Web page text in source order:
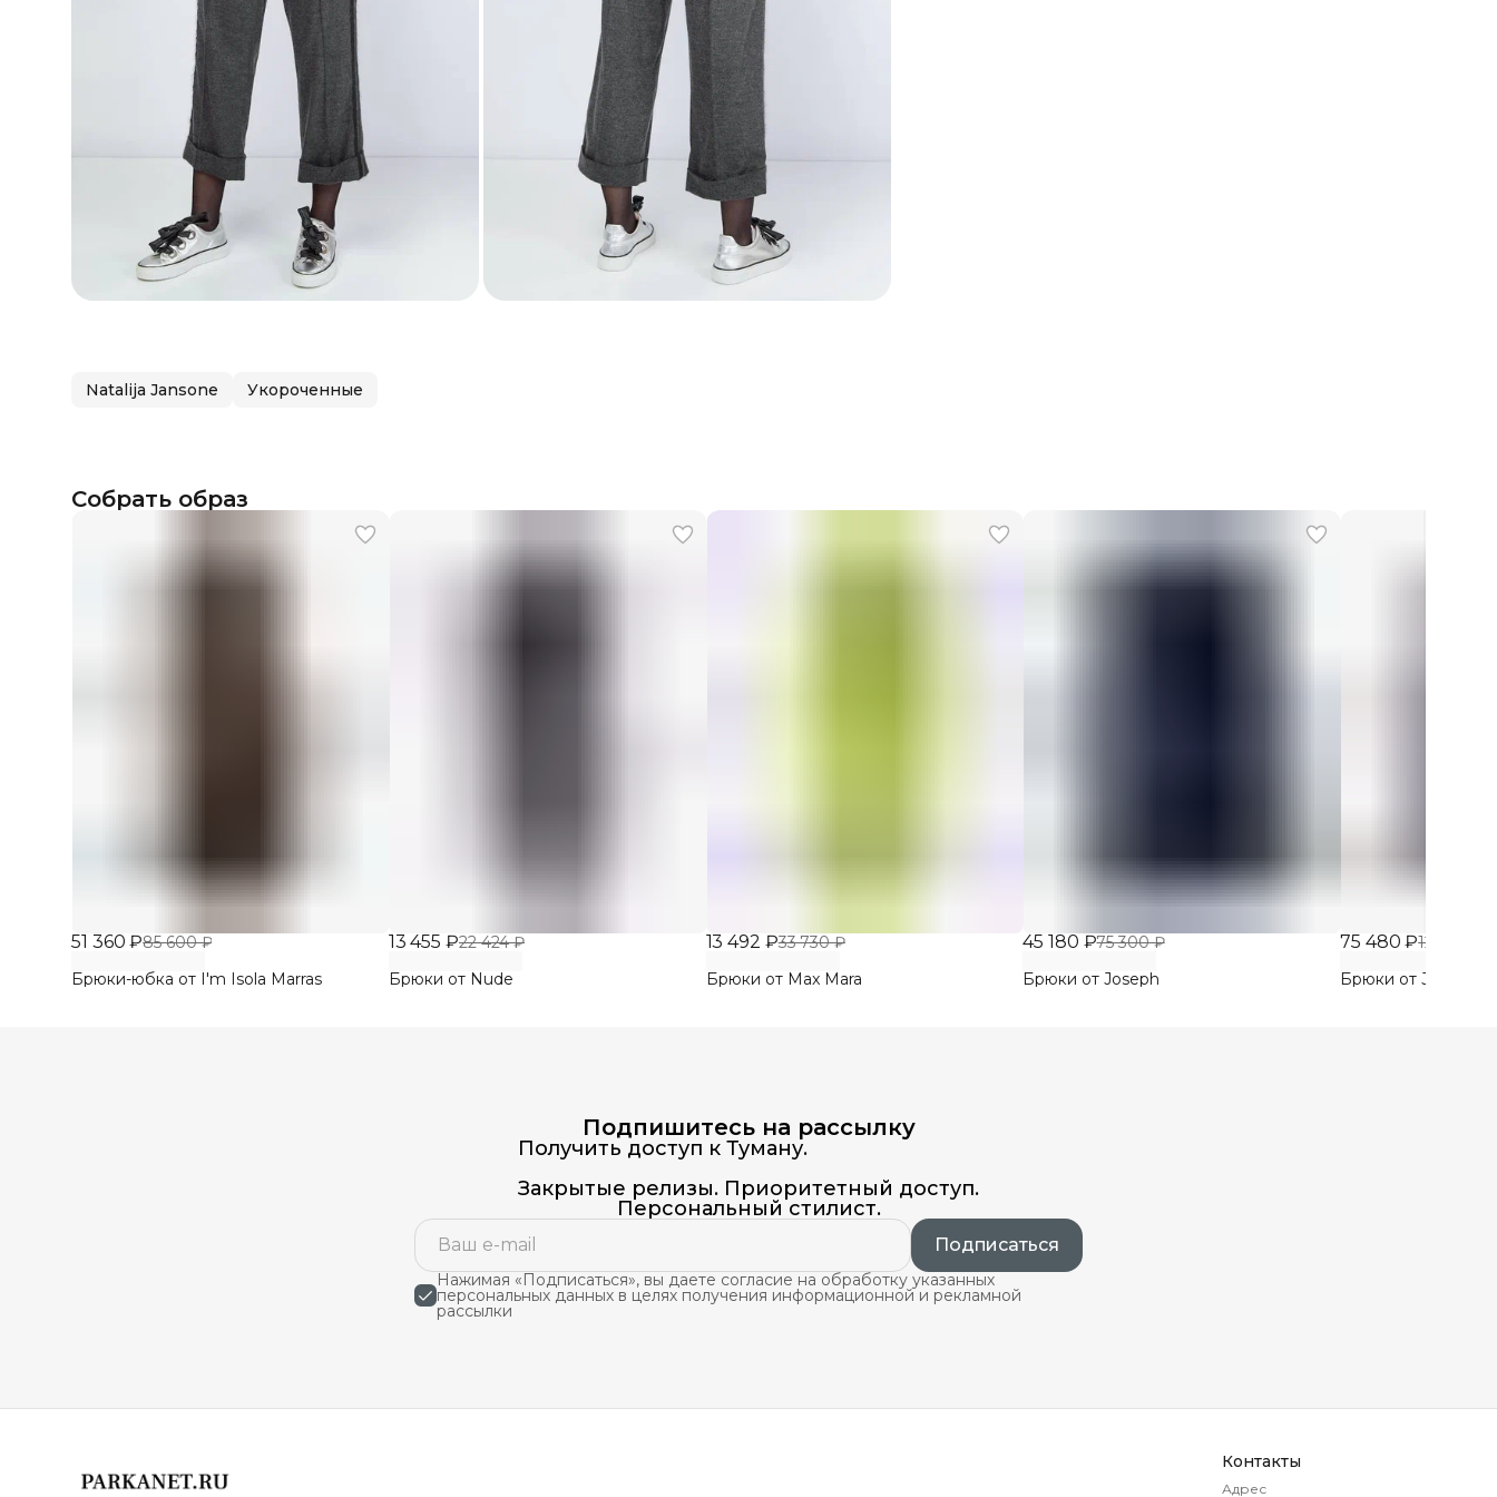
Natalija Jansone Укороченные
Собрать образ
51 360 ₽85 600 ₽
Брюки-юбка от I'm Isola Marras
13 455 ₽22 424 ₽
Брюки от Nude
13 492 ₽33 730 ₽
Брюки от Max Mara
45 180 ₽75 300 ₽
Брюки от Joseph
75 480 ₽125 800 ₽
Брюки от Joseph
Подпишитесь на рассылку
Получить доступ к Туману.
Закрытые релизы. Приоритетный доступ.
Персональный стилист.
Подписаться
Нажимая «Подписаться», вы даете согласие на обработку указанных
персональных данных в целях получения информационной и рекламной
рассылки
Контакты
Адрес